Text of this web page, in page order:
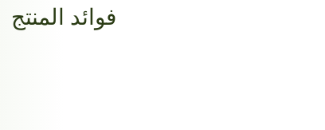
فوائد المنتج